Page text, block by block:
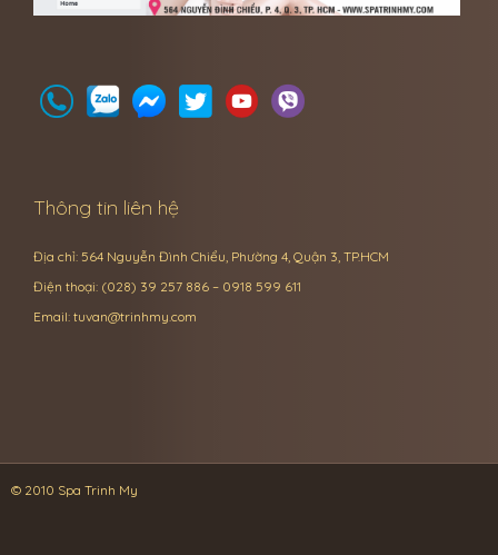
Thông tin liên hệ
Địa chỉ: 564 Nguyễn Đình Chiểu, Phường 4, Quận 3, TP.HCM
Điện thoại: (028) 39 257 886 – 0918 599 611
Email: tuvan@trinhmy.com
© 2010 Spa Trinh My